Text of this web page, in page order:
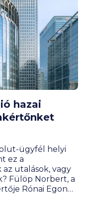
hazai
ügyfél helyi
ez a
utalások, vagy
Fülöp Norbert, a
Rónai Egon
a fintech óriás